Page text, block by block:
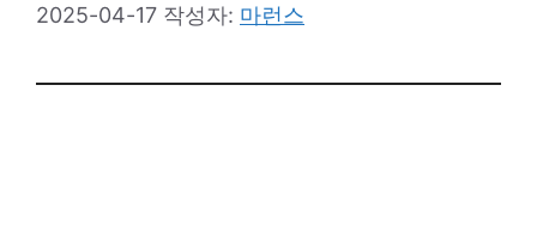
2025-04-17 작성자: 마런스